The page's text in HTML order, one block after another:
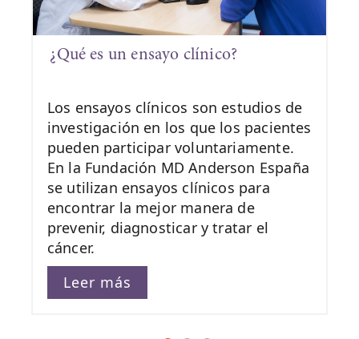
¿Qué es un ensayo clínico?
Los ensayos clínicos son estudios de
investigación en los que los pacientes
pueden participar voluntariamente.
En la Fundación MD Anderson España
se utilizan ensayos clínicos para
encontrar la mejor manera de
prevenir, diagnosticar y tratar el
cáncer.
Leer más